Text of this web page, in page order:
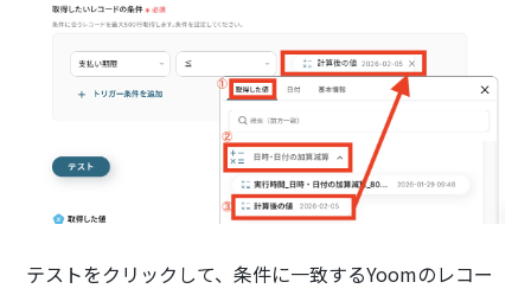
テストをクリックして、条件に一致するYoomのレコー